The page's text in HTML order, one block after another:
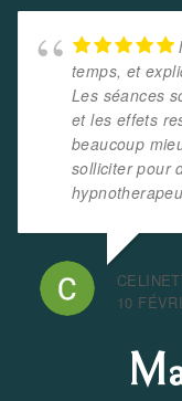
temps, et
Les séances
et les effets
beaucoup
solliciter pour
10